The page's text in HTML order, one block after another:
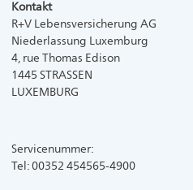
Kontakt
R+V Lebensversicherung AG
Niederlassung Luxemburg
4, rue Thomas Edison
1445 STRASSEN
LUXEMBURG
Servicenummer:
Tel: 00352 454565-4900